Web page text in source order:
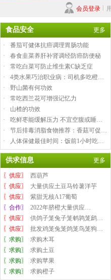
会员登录
食品安全 更多
·
番茄可健体抗癌调理胃肠功能
·
春食韭菜养肝补肾调经防癌防便秘
·
常吃白菜可防止维生素C缺乏症
·
4类水果巧治职业病：司机多吃橙…
·
野山菌有何功效
·
常吃西兰花可增强记忆力
·
山楂的功效
·
吃鲜枣能缓解压力 不宜空腹或睡…
·
节后排毒消脂食物推荐：香菇可促…
·
人体保健最佳时间：饭前1小时吃…
供求信息 更多
〖供应〗
西葫芦
〖供应〗
大量供应土豆马铃薯洋芋
〖供应〗
紫甜无核A17葡萄
〖合作〗
2022年脐橙大量供应…
〖供应〗
供鸽子笼兔子笼鹌鹑笼鹧…
〖供应〗
批发鸡笼兔笼鸽笼鸟笼狗…
〖求购〗
求购木耳
〖求购〗
求购土豆
〖求购〗
求购苹果
〖求购〗
求购橙子